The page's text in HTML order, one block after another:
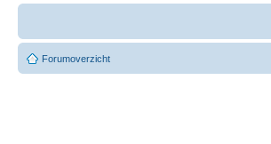
Forumoverzicht